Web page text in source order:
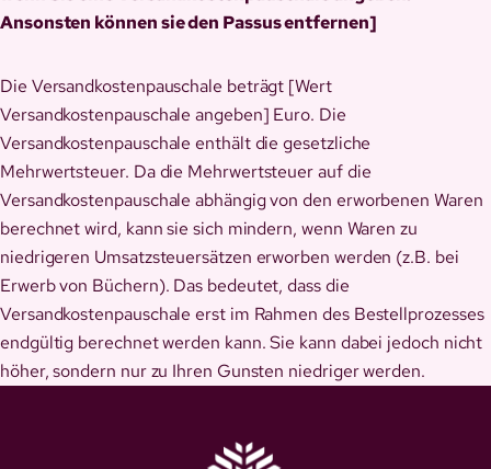
Ansonsten können sie den Passus entfernen]
Die Versandkostenpauschale beträgt [Wert
Versandkostenpauschale angeben] Euro. Die
Versandkostenpauschale enthält die gesetzliche
Mehrwertsteuer. Da die Mehrwertsteuer auf die
Versandkostenpauschale abhängig von den erworbenen Waren
berechnet wird, kann sie sich mindern, wenn Waren zu
niedrigeren Umsatzsteuersätzen erworben werden (z.B. bei
Erwerb von Büchern). Das bedeutet, dass die
Versandkostenpauschale erst im Rahmen des Bestellprozesses
endgültig berechnet werden kann. Sie kann dabei jedoch nicht
höher, sondern nur zu Ihren Gunsten niedriger werden.